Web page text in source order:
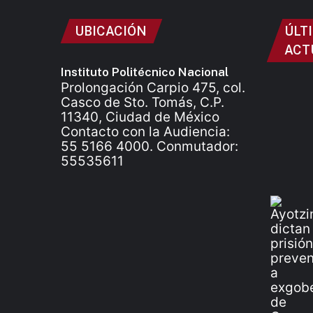
UBICACIÓN
Instituto Politécnico Nacional
Prolongación Carpio 475, col.
Casco de Sto. Tomás, C.P.
11340, Ciudad de México
Contacto con la Audiencia:
55 5166 4000. Conmutador:
55535611